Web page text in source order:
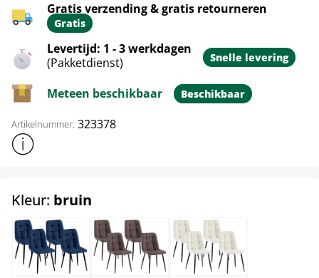
Gratis verzending & gratis retourneren
Gratis
Levertijd: 1 - 3 werkdagen
(Pakketdienst)
Snelle levering
Meteen beschikbaar Beschikbaar
Artikelnummer: 323378
Toon meer productinformatie
Kleur: bruin
blauw bruin creme